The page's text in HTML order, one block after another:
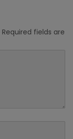
Required fields are